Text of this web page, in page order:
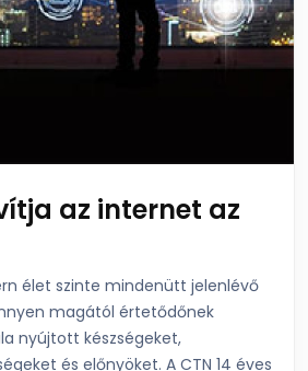
az internet az
élet szinte mindenütt jelenlévő
magától értetődőnek
nyújtott készségeket,
és előnyöket. A CTN 14 éves